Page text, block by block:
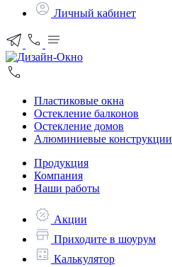
Личный кабинет
Пластиковые окна
Остекление балконов
Остекление домов
Алюминиевые конструкции
Продукция
Компания
Наши работы
Акции
Приходите в шоурум
Калькулятор